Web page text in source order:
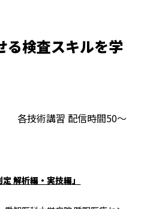
検査スキルを学
各技術講習 配信時間50～
解析編・実技編」